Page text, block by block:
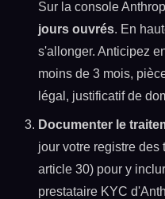
Sur la console
jours ouvrés. En
s'allonger. Anticipez
moins de 3 mois,
légal, justificatif de
Documenter le
jour votre registre
article 30) pour y
prestataire KYC